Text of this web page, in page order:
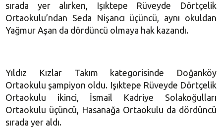
sırada yer alırken, Işıktepe Rüveyde Dörtçelik
Ortaokulu’ndan Seda Nişancı üçüncü, aynı okuldan
Yağmur Aşan da dördüncü olmaya hak kazandı.
Yıldız Kızlar Takım kategorisinde Doğanköy
Ortaokulu şampiyon oldu. Işıktepe Rüveyde Dörtçelik
Ortaokulu ikinci, İsmail Kadriye Solakoğulları
Ortaokulu üçüncü, Hasanağa Ortaokulu da dördüncü
sırada yer aldı.